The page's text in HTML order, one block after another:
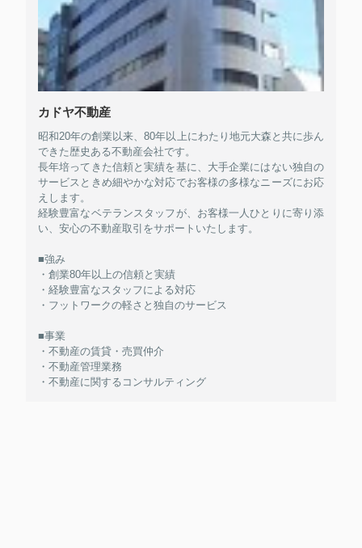
カドヤ不動産
昭和20年の創業以来、80年以上にわたり地元大森と共に歩ん
できた歴史ある不動産会社です。
長年培ってきた信頼と実績を基に、大手企業にはない独自の
サービスときめ細やかな対応でお客様の多様なニーズにお応
えします。
経験豊富なベテランスタッフが、お客様一人ひとりに寄り添
い、安心の不動産取引をサポートいたします。
■強み
・創業80年以上の信頼と実績
・経験豊富なスタッフによる対応
・フットワークの軽さと独自のサービス
■事業
・不動産の賃貸・売買仲介
・不動産管理業務
・不動産に関するコンサルティング